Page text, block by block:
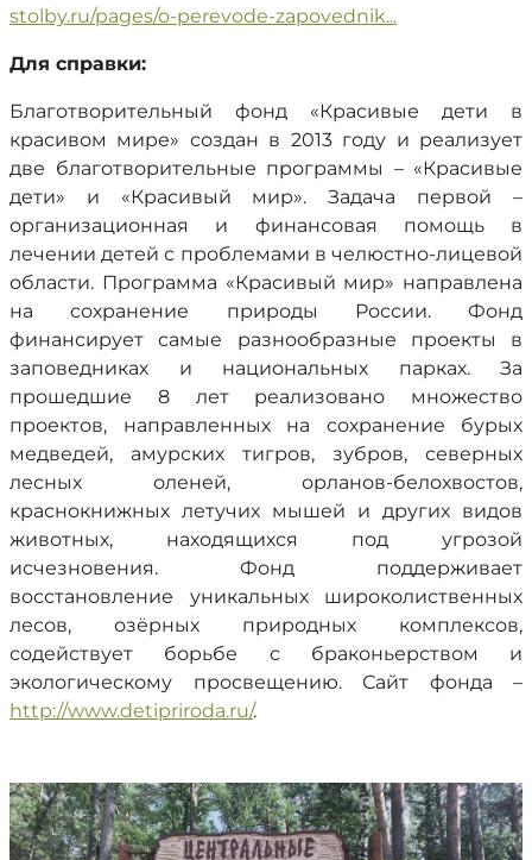
stolby.ru/pages/o-perevode-zapovednik...
Для справки:
Благотворительный фонд «Красивые дети в
красивом мире» создан в 2013 году и реализует
две благотворительные программы – «Красивые
дети» и «Красивый мир». Задача первой –
организационная и финансовая помощь в
лечении детей с проблемами в челюстно-лицевой
области. Программа «Красивый мир» направлена
на сохранение природы России. Фонд
финансирует самые разнообразные проекты в
заповедниках и национальных парках. За
прошедшие 8 лет реализовано множество
проектов, направленных на сохранение бурых
медведей, амурских тигров, зубров, северных
лесных оленей, орланов-белохвостов,
краснокнижных летучих мышей и других видов
животных, находящихся под угрозой
исчезновения. Фонд поддерживает
восстановление уникальных широколиственных
лесов, озёрных природных комплексов,
содействует борьбе с браконьерством и
экологическому просвещению. Сайт фонда –
http://www.detipriroda.ru/.